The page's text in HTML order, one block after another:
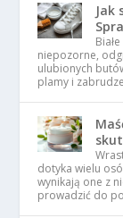
Jak
niepozorne,
ulubionych
plamy i
dotyka wielu
wynikają one z
prowadzić do